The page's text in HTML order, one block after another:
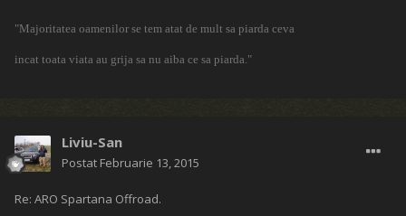
"Majoritatea oamenilor se tem atat de mult sa piarda ceva
incat toata viata au grija sa nu aiba ce sa piarda."
Liviu-San
Postat Februarie 13, 2015
Re: ARO Spartana Offroad.